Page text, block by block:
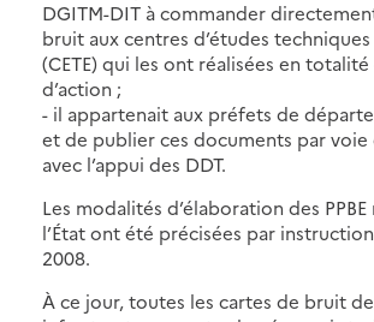
DGITM-DIT à commander
bruit aux centres d’études
(CETE) qui les ont réalisées en
d’action ;
- il appartenait aux préfets de
et de publier ces documents par
avec l’appui des DDT.
Les modalités d’élaboration des
l’État ont été précisées par
2008.
À ce jour, toutes les cartes de bruit